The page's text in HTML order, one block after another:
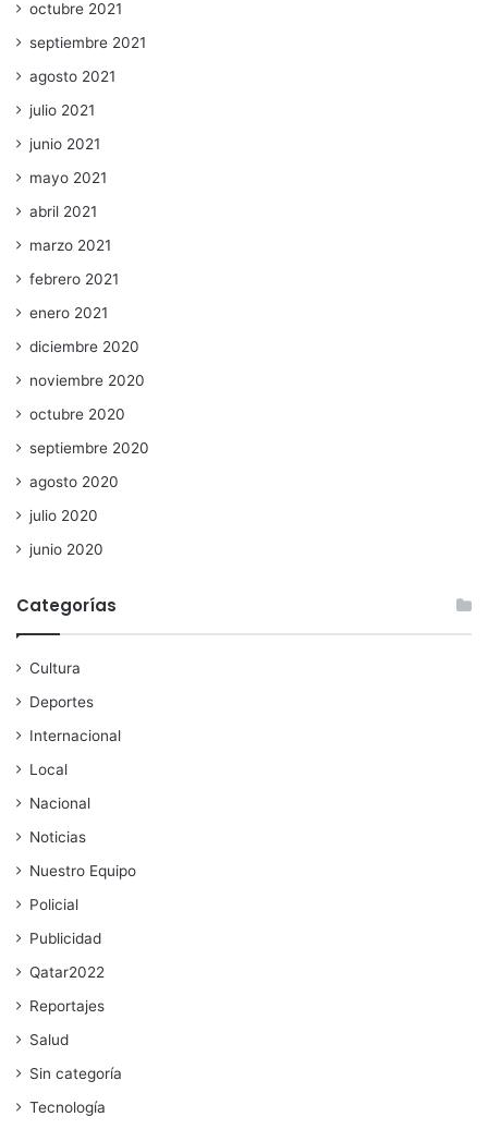
octubre 2021
septiembre 2021
agosto 2021
julio 2021
junio 2021
mayo 2021
abril 2021
marzo 2021
febrero 2021
enero 2021
diciembre 2020
noviembre 2020
octubre 2020
septiembre 2020
agosto 2020
julio 2020
junio 2020
Categorías
Cultura
Deportes
Internacional
Local
Nacional
Noticias
Nuestro Equipo
Policial
Publicidad
Qatar2022
Reportajes
Salud
Sin categoría
Tecnología